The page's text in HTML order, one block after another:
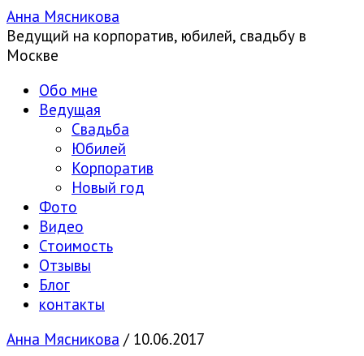
Анна Мясникова
Ведущий на корпоратив, юбилей, свадьбу в
Москве
Обо мне
Ведущая
Свадьба
Юбилей
Корпоратив
Новый год
Фото
Видео
Стоимость
Отзывы
Блог
контакты
Анна Мясникова / 10.06.2017